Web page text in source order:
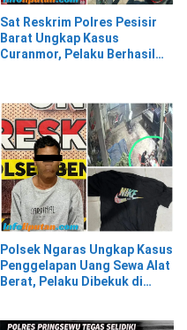
Sat Reskrim Polres Pesisir
Barat Ungkap Kasus
Curanmor, Pelaku Berhasil
Polsek Ngaras Ungkap Kasus
Penggelapan Uang Sewa Alat
Berat, Pelaku Dibekuk di